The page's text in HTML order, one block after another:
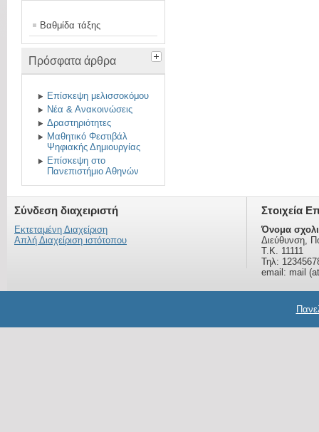
Βαθμίδα τάξης
Πρόσφατα άρθρα
Eπίσκεψη μελισσοκόμου
Νέα & Ανακοινώσεις
Δραστηριότητες
Μαθητικό Φεστιβάλ
Ψηφιακής Δημιουργίας
Επίσκεψη στο
Πανεπιστήμιο Αθηνών
Σύνδεση διαχειριστή
Εκτεταμένη Διαχείριση
Απλή Διαχείριση ιστότοπου
Στοιχεία
Όνομα
Διεύθυνση,
Τ.Κ. 11111
Τηλ:
email: mail